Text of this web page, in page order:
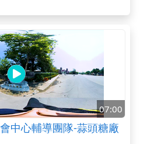
07:00
中心輔導團隊-蒜頭糖廠